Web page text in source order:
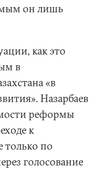
он лишь
как это
в
«в
Назарбаев
реформы
к
по
голосование